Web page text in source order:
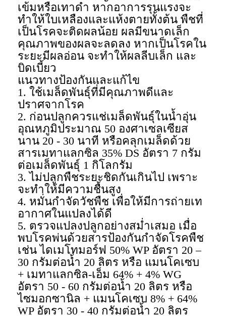
เข้มหรือเทาดำ หากอาการรุนแรงจะ
ทำให้ใบเหลืองและแห้งตายทั้งต้น พืชที่
เป็นโรคจะติดผลน้อย ผลมีขนาดเล็ก
คุณภาพของผลจะลดลง หากเป็นโรคใน
ระยะมีผลอ่อน จะทำให้ผลลีบเล็ก และ
บิดเบี้ยว
แนวทางป้องกันและแก้ไข
1. ใช้เมล็ดพันธุ์ที่มีคุณภาพดีและ
ปราศจากโรค
2. ก่อนปลูกควรแช่เมล็ดพันธุ์ในน้ำอุ่น
อุณหภูมิประมาณ 50 องศาเซลเซียส
นาน 20 - 30 นาที หรือคลุกเมล็ดด้วย
สารเมทาแลกซิล 35% DS อัตรา 7 กรัม
ต่อเมล็ดพันธุ์ 1 กิโลกรัม
3. ไม่ปลูกพืชระยะชิดกันเกินไป เพราะ
จะทำให้มีความชื้นสูง
4. หมั่นกำจัดวัชพืช เพื่อให้มีการถ่ายเท
อากาศในแปลงได้ดี
5. ตรวจแปลงปลูกอย่างสม่ำเสมอ เมื่อ
พบโรคพ่นด้วยสารป้องกันกำจัดโรคพืช
เช่น ไดเมโทมอร์ฟ 50% WP อัตรา 20 –
30 กรัมต่อน้ำ 20 ลิตร หรือ แมนโคเซบ
+ เมทาแลกซิล-เอ็ม 64% + 4% WG
อัตรา 50 - 60 กรัมต่อน้ำ 20 ลิตร หรือ
ไซมอกซานิล + แมนโคเซบ 8% + 64%
WP อัตรา 30 - 40 กรัมต่อน้ำ 20 ลิตร